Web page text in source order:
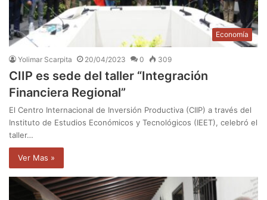
Economía
Yolimar Scarpita 20/04/2023 0 309
CIIP es sede del taller “Integración
Financiera Regional”
El Centro Internacional de Inversión Productiva (CIIP) a través del
Instituto de Estudios Económicos y Tecnológicos (IEET), celebró el
taller…
Ver Mas »